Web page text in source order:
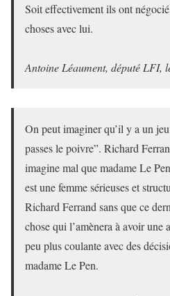
Soit effectivement ils ont
choses avec lui.
Antoine Léaument, député LFI,
On peut imaginer qu’il y a un
passes le poivre”. Richard
imagine mal que madame Le
est une femme sérieuses et
Richard Ferrand sans que ce
chose qui l’amènera à avoir une
peu plus coulante avec des
madame Le Pen.